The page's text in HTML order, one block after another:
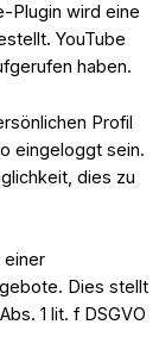
Plugin wird eine
YouTube
haben.
Profil
eingeloggt sein.
dies zu
einer
Dies stellt
1 lit. f DSGVO